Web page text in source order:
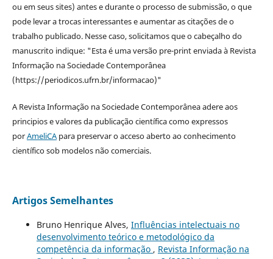
ou em seus sites) antes e durante o processo de submissão, o que
pode levar a trocas interessantes e aumentar as citações de o
trabalho publicado. Nesse caso, solicitamos que o cabeçalho do
manuscrito indique: "Esta é uma versão pre-print enviada à Revista
Informação na Sociedade Contemporânea
(https://periodicos.ufrn.br/informacao)"
A Revista Informação na Sociedade Contemporânea adere aos
principios e valores da publicação científica como expressos
porAmeliCApara preservar o acceso aberto ao conhecimento
científico sob modelos não comerciais.
Artigos Semelhantes
Bruno Henrique Alves, Influências intelectuais no
desenvolvimento teórico e metodológico da
competência da informação , Revista Informação na